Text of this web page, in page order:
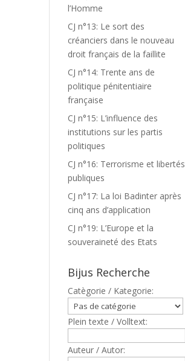
l’Homme
CJ n°13: Le sort des
créanciers dans le nouveau
droit français de la faillite
CJ n°14: Trente ans de
politique pénitentiaire
française
CJ n°15: L’influence des
institutions sur les partis
politiques
CJ n°16: Terrorisme et libertés
publiques
CJ n°17: La loi Badinter après
cinq ans d’application
CJ n°19: L’Europe et la
souveraineté des Etats
Bijus Recherche
Catègorie / Kategorie:
Plein texte / Volltext:
Auteur / Autor: